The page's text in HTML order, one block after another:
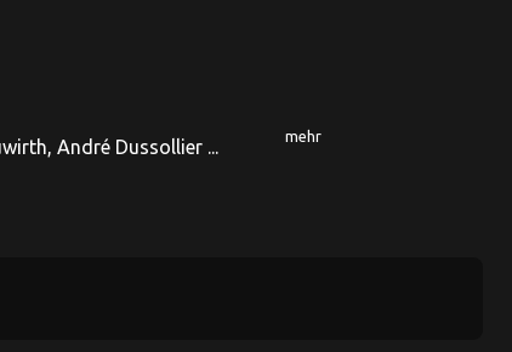
André Dussollier ...
mehr